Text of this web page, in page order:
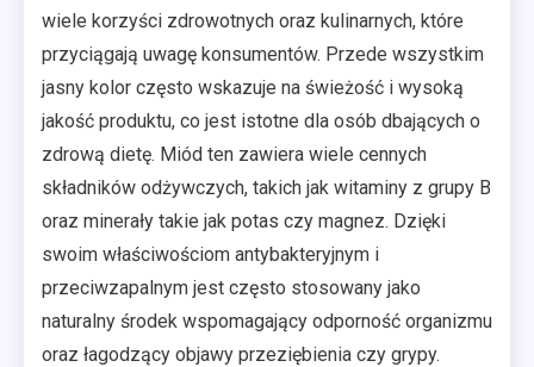
wiele korzyści zdrowotnych oraz kulinarnych, które
przyciągają uwagę konsumentów. Przede wszystkim
jasny kolor często wskazuje na świeżość i wysoką
jakość produktu, co jest istotne dla osób dbających o
zdrową dietę. Miód ten zawiera wiele cennych
składników odżywczych, takich jak witaminy z grupy B
oraz minerały takie jak potas czy magnez. Dzięki
swoim właściwościom antybakteryjnym i
przeciwzapalnym jest często stosowany jako
naturalny środek wspomagający odporność organizmu
oraz łagodzący objawy przeziębienia czy grypy.